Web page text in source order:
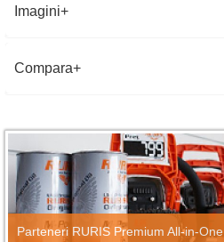
Imagini
Compara
Parteneri RURIS Premium All-in-One